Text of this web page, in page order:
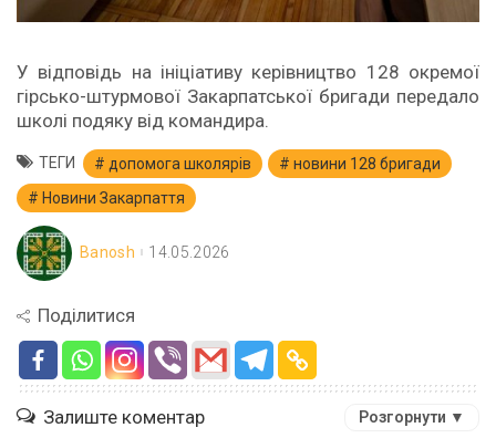
У відповідь на ініціативу керівництво 128 окремої
гірсько-штурмової Закарпатської бригади передало
школі подяку від командира.
ТЕГИ допомога школярів
новини 128 бригади
Новини Закарпаття
Banosh 14.05.2026
Поділитися
Залиште коментар Розгорнути ▼